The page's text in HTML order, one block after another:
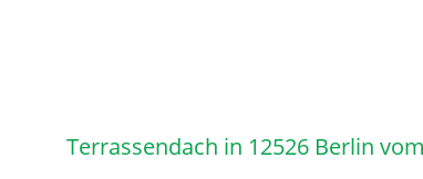
Terrassendach in 12526 Berlin